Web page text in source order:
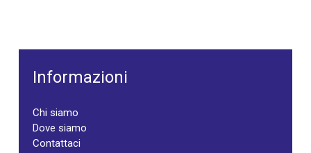
Informazioni
Chi siamo
Dove siamo
Contattaci